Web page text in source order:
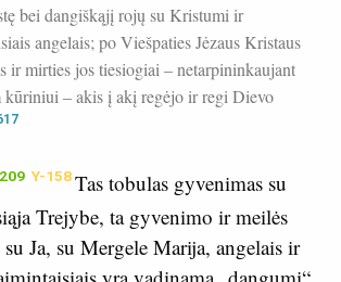
bei dangiškąjį rojų su Kristumi ir
angelais; po Viešpaties Jėzaus Kristaus
ir mirties jos tiesiogiai – netarpininkaujant
kūriniui – akis į akį regėjo ir regi Dievo
Y-158Tas tobulas gyvenimas su
Trejybe, ta gyvenimo ir meilės
Ja, su Mergele Marija, angelais ir